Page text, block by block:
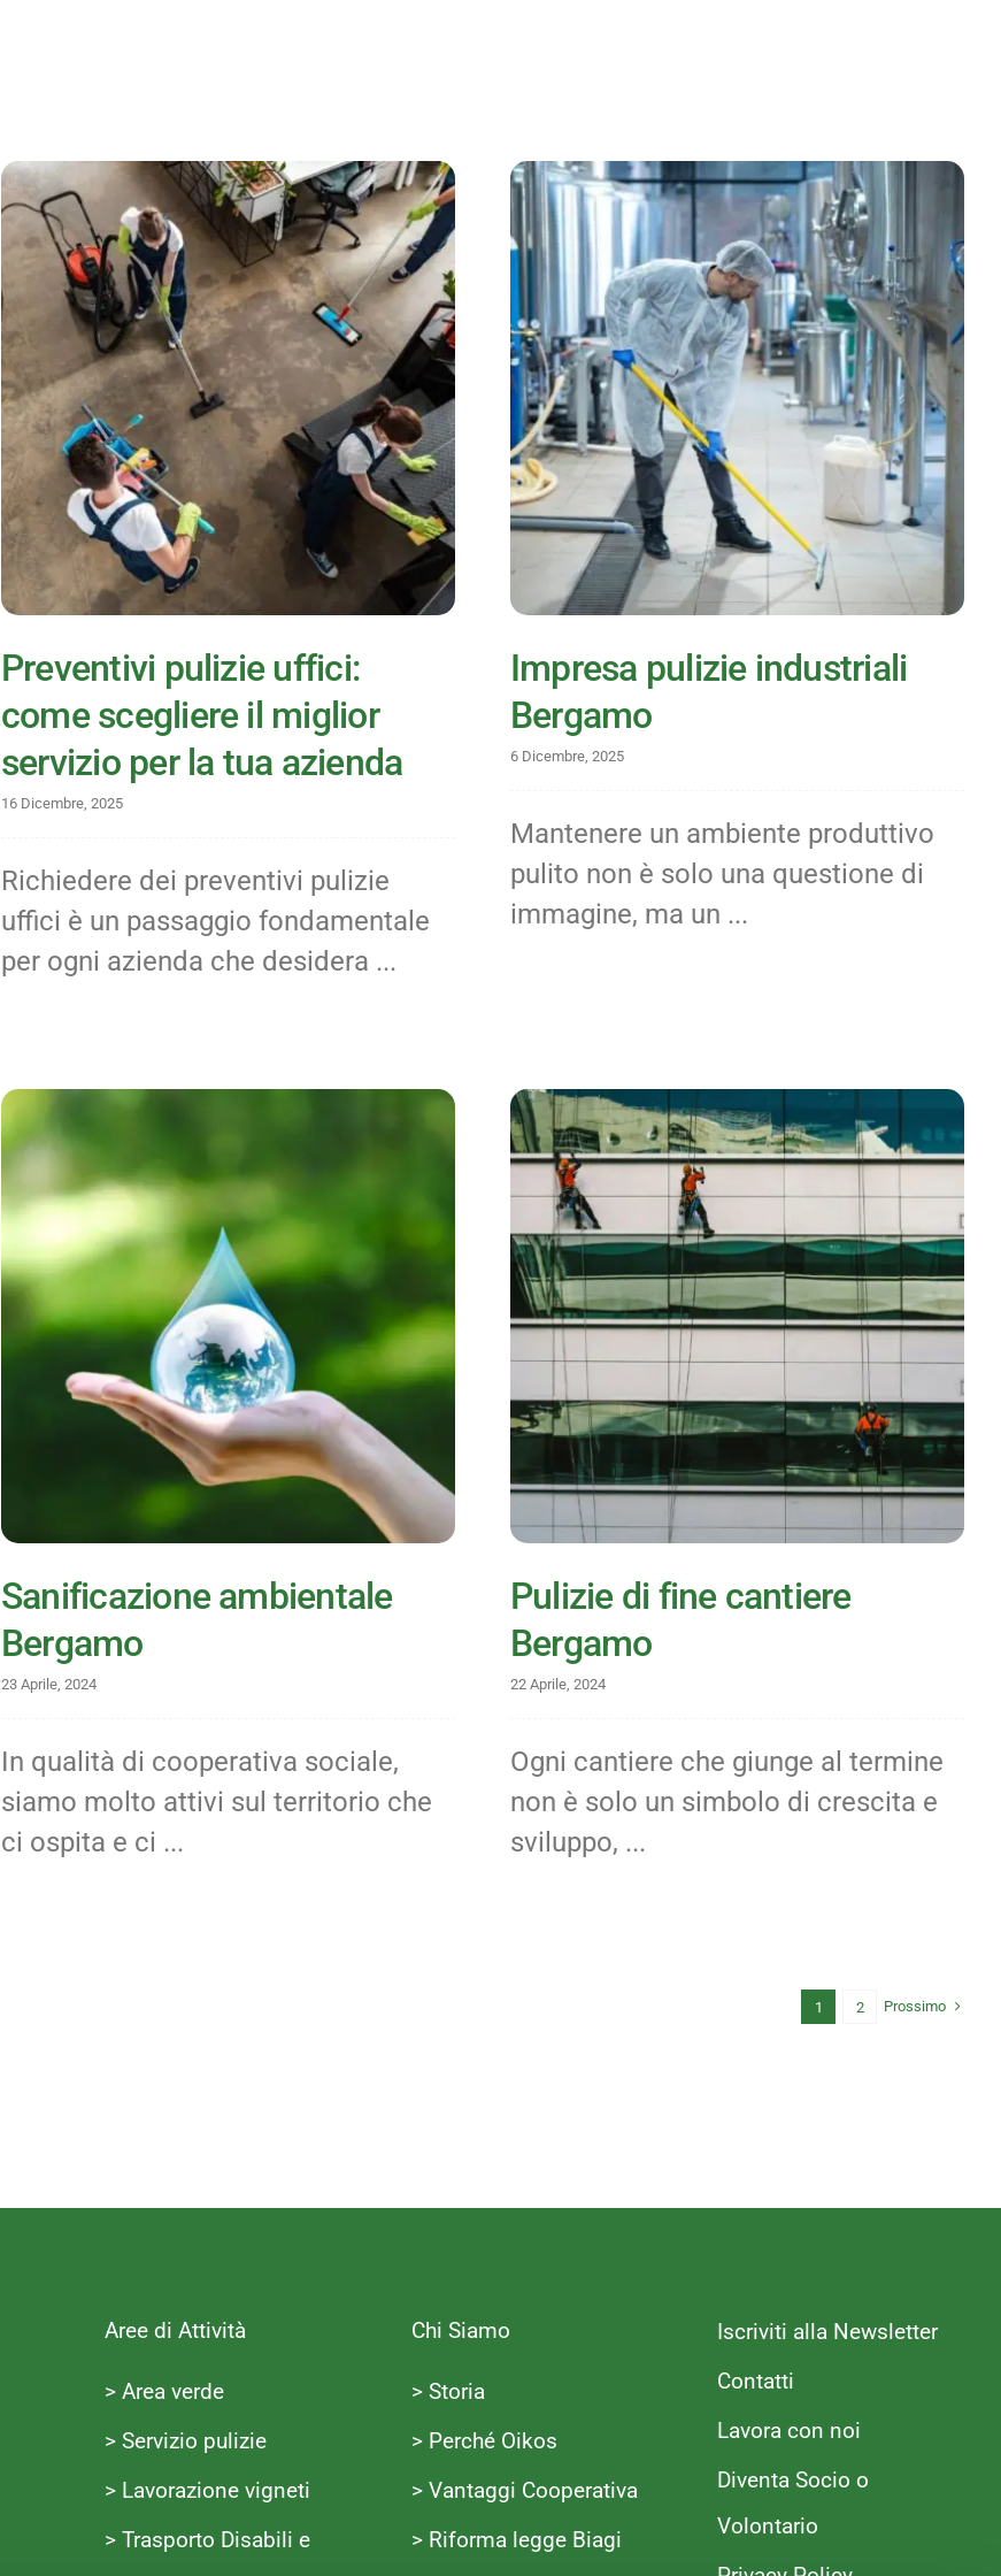
Preventivi pulizie uffici:
come scegliere il miglior
servizio per la tua azienda
16 Dicembre, 2025
Richiedere dei preventivi pulizie
uffici è un passaggio fondamentale
per ogni azienda che desidera ...
Impresa pulizie industriali
Bergamo
6 Dicembre, 2025
Mantenere un ambiente produttivo
pulito non è solo una questione di
immagine, ma un ...
Sanificazione ambientale
Bergamo
23 Aprile, 2024
In qualità di cooperativa sociale,
siamo molto attivi sul territorio che
ci ospita e ci ...
Pulizie di fine cantiere
Bergamo
22 Aprile, 2024
Ogni cantiere che giunge al termine
non è solo un simbolo di crescita e
sviluppo, ...
1 2 Prossimo
Aree di Attività
> Area verde
> Servizio pulizie
> Lavorazione vigneti
> Trasporto Disabili e
Chi Siamo
> Storia
> Perché Oikos
> Vantaggi Cooperativa
> Riforma legge Biagi
Iscriviti alla Newsletter
Contatti
Lavora con noi
Diventa Socio o
Volontario